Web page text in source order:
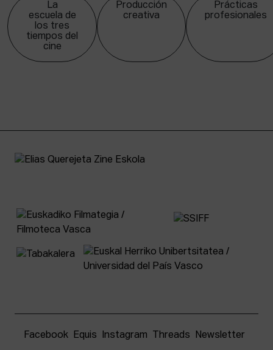
La
escuela de
los tres
tiempos del
cine
Producción
creativa
Prácticas
profesionales
Facebook Equis Instagram Threads Newsletter